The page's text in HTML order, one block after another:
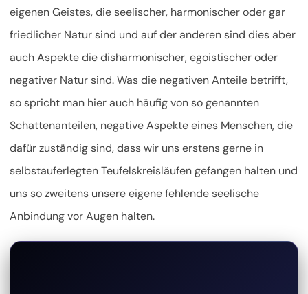
eigenen Geistes, die seelischer, harmonischer oder gar
friedlicher Natur sind und auf der anderen sind dies aber
auch Aspekte die disharmonischer, egoistischer oder
negativer Natur sind. Was die negativen Anteile betrifft,
so spricht man hier auch häufig von so genannten
Schattenanteilen, negative Aspekte eines Menschen, die
dafür zuständig sind, dass wir uns erstens gerne in
selbstauferlegten Teufelskreisläufen gefangen halten und
uns so zweitens unsere eigene fehlende seelische
Anbindung vor Augen halten.